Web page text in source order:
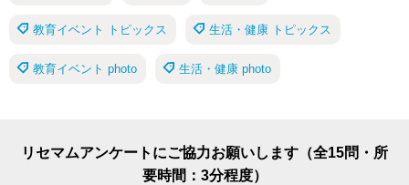
教育イベント トピックス 生活・健康 トピックス
教育イベント photo 生活・健康 photo
リセマムアンケートにご協力お願いします（全15問・所
要時間：3分程度）